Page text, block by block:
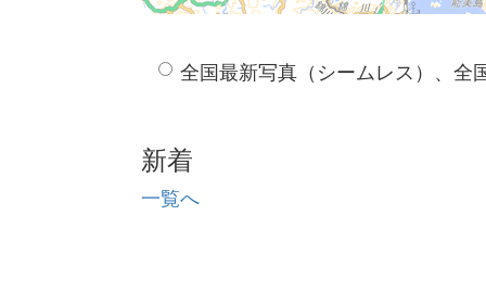
全国最新写真（シームレス）、全
新着
一覧へ